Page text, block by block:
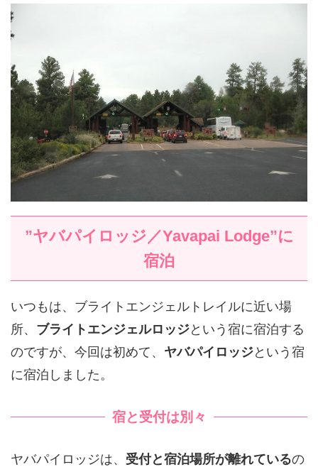
”ヤバパイロッジ／Yavapai Lodge”に
宿泊
いつもは、ブライトエンジェルトレイルに近い場
所、 ブライトエンジェルロッジという宿に宿泊する
のですが、今回は初めて、 ヤバパイロッジという宿
に宿泊しました。
宿と受付は別々
ヤバパイロッジは、 受付と宿泊場所が離れているの